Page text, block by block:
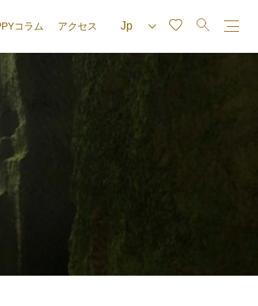
コラム アクセス